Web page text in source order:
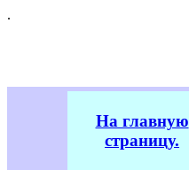
.
На главную
страницу.